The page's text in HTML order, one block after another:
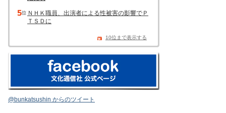
ＮＨＫ職員、出演者による性被害の影響でＰ
ＴＳＤに
10位まで表示する
@bunkatsushin からのツイート